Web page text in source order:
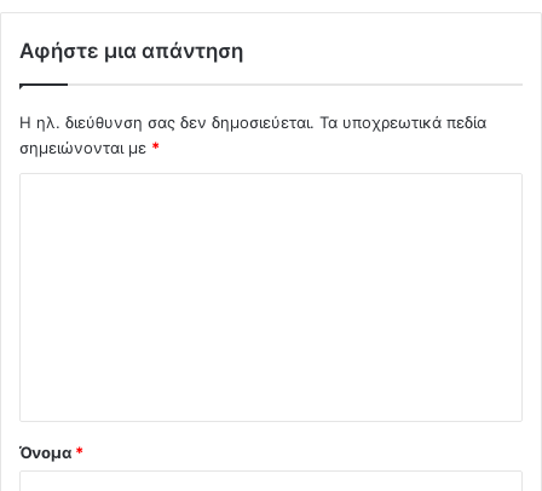
Αφήστε μια απάντηση
Η ηλ. διεύθυνση σας δεν δημοσιεύεται. Τα υποχρεωτικά πεδία
σημειώνονται με *
Όνομα *